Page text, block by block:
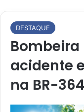
DESTAQUE
acidente
na BR-